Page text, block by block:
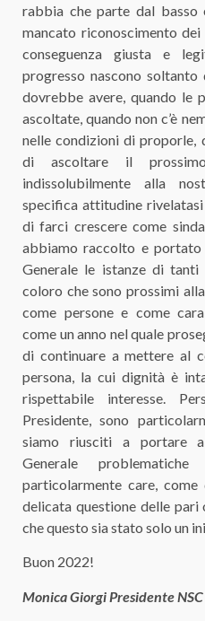
rabbia che parte dal basso
mancato riconoscimento
conseguenza giusta e
progresso nascono
dovrebbe avere, quando le
ascoltate, quando non c’è
nelle condizioni di proporle,
di ascoltare il
indissolubilmente alla
specifica attitudine
di farci crescere come
abbiamo raccolto e portato
Generale le istanze di
coloro che sono prossimi
come persone e come
come un anno nel quale
di continuare a mettere al
persona, la cui dignità è
rispettabile interesse.
Presidente, sono
siamo riusciti a portare
Generale
particolarmente care,
delicata questione delle
che questo sia stato solo un
Buon 2022!
Monica Giorgi Presidente NSC